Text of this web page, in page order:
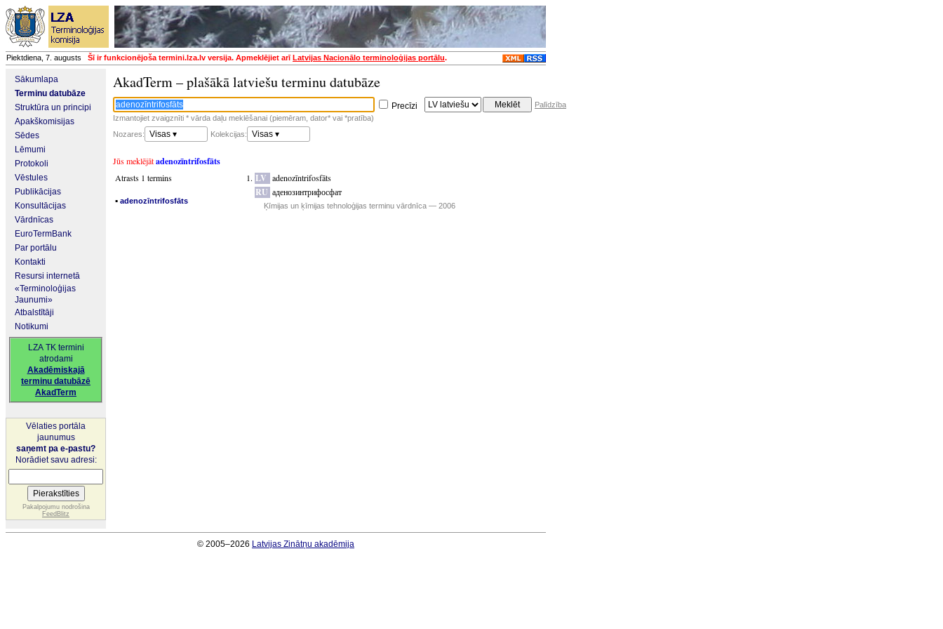
Piektdiena, 7. augusts Šī ir funkcionējoša termini.lza.lv versija. Apmeklējiet arīLatvijas Nacionālo terminoloģijas portālu.
Sākumlapa
Terminu datubāze
Struktūra un principi
Apakškomisijas
Sēdes
Lēmumi
Protokoli
Vēstules
Publikācijas
Konsultācijas
Vārdnīcas
EuroTermBank
Par portālu
Kontakti
Resursi internetā
«Terminoloģijas
Jaunumi»
Atbalstītāji
Notikumi
LZA TK termini
atrodami
Akadēmiskajā
terminu datubāzē
AkadTerm
Vēlaties portāla
jaunumus
saņemt pa e-pastu?
Norādiet savu adresi:
Pakalpojumu nodrošina
FeedBlitz
AkadTerm – plašākā latviešu terminu datubāze
Precīzi
Palīdzība
Izmantojiet zvaigznīti * vārda daļu meklēšanai (piemēram, dator* vai *pratība)
Nozares:
Visas ▾ Kolekcijas: Visas ▾
Jūs meklējātadenozīntrifosfāts
Atrasts 1 termins
▪ adenozīntrifosfāts
LV adenozīntrifosfāts
RU аденозинтрифосфат
Ķīmijas un ķīmijas tehnoloģijas terminu vārdnīca — 2006
© 2005–2026 Latvijas Zinātņu akadēmija